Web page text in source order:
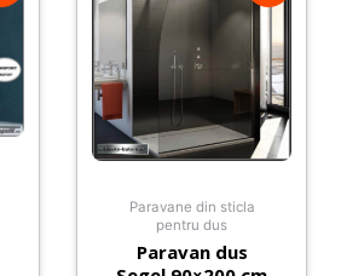
Paravane din sticla
pentru dus
Paravan dus